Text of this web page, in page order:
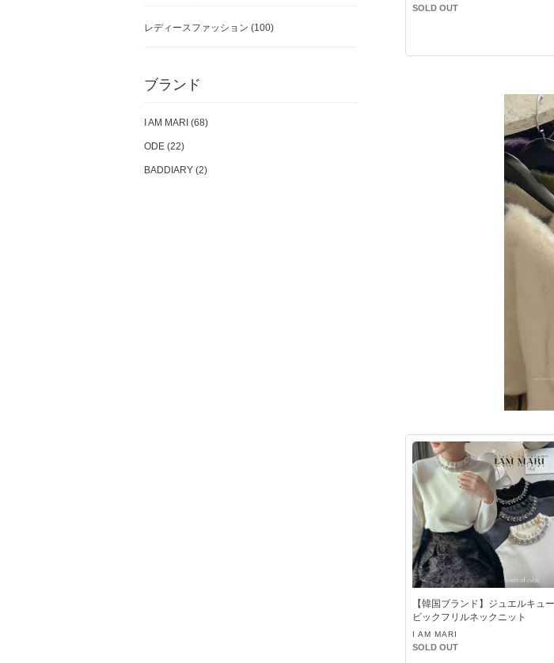
レディースファッション (100)
ブランド
I AM MARI (68)
ODE (22)
BADDIARY (2)
SOLD OUT
【韓国ブランド】ジュエルキュー
ビックフリルネックニット
I AM MARI
SOLD OUT